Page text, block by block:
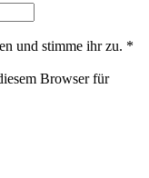
und stimme ihr zu. *
Browser für